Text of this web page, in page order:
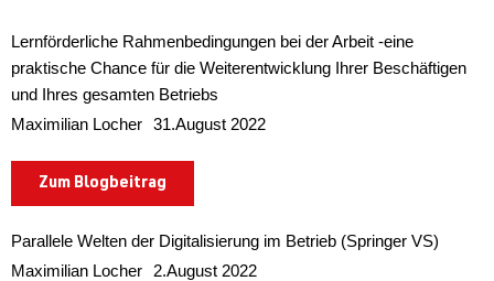
Lernförderliche Rahmenbedingungen bei der Arbeit -eine
praktische Chance für die Weiterentwicklung Ihrer Beschäftigen
und Ihres gesamten Betriebs
Maximilian Locher 31.August 2022
Zum Blogbeitrag
Parallele Welten der Digitalisierung im Betrieb (Springer VS)
Maximilian Locher
2.August 2022